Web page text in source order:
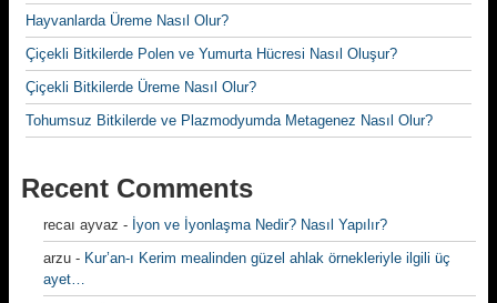
Hayvanlarda Üreme Nasıl Olur?
Çiçekli Bitkilerde Polen ve Yumurta Hücresi Nasıl Oluşur?
Çiçekli Bitkilerde Üreme Nasıl Olur?
Tohumsuz Bitkilerde ve Plazmodyumda Metagenez Nasıl Olur?
Recent Comments
recaı ayvaz - İyon ve İyonlaşma Nedir? Nasıl Yapılır?
arzu - Kur’an-ı Kerim mealinden güzel ahlak örnekleriyle ilgili üç
ayet…